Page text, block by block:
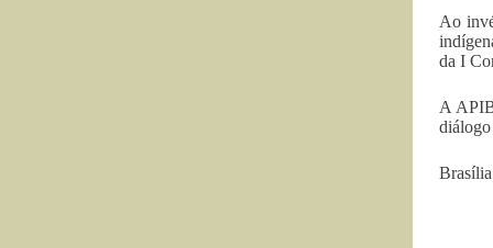
Ao
da I
A